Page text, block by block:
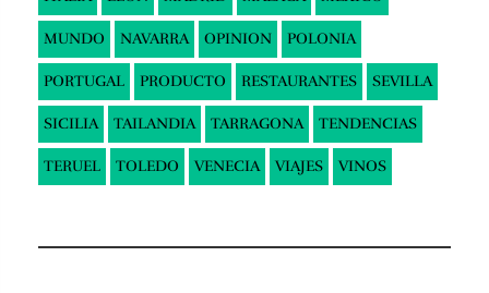
MUNDO NAVARRA OPINION POLONIA
PORTUGAL PRODUCTO RESTAURANTES SEVILLA
SICILIA TAILANDIA TARRAGONA TENDENCIAS
TERUEL TOLEDO VENECIA VIAJES VINOS